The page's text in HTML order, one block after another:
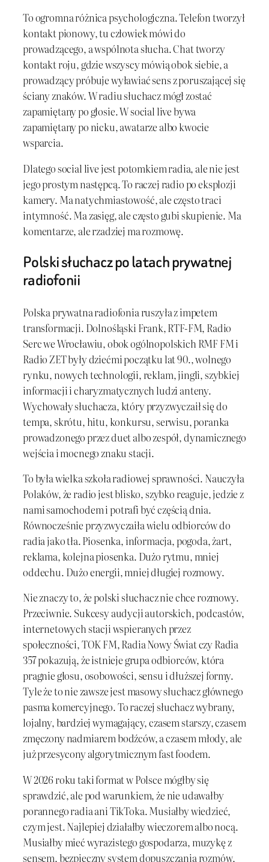
To ogromna różnica psychologiczna. Telefon tworzył
kontakt pionowy, tu człowiek mówi do
prowadzącego, a wspólnota słucha. Chat tworzy
kontakt roju, gdzie wszyscy mówią obok siebie, a
prowadzący próbuje wyławiać sens z poruszającej się
ściany znaków. W radiu słuchacz mógł zostać
zapamiętany po głosie. W social live bywa
zapamiętany po nicku, awatarze albo kwocie
wsparcia.
Dlatego social live jest potomkiem radia, ale nie jest
jego prostym następcą. To raczej radio po eksplozji
kamery. Ma natychmiastowość, ale często traci
intymność. Ma zasięg, ale często gubi skupienie. Ma
komentarze, ale rzadziej ma rozmowę.
Polski słuchacz po latach prywatnej
radiofonii
Polska prywatna radiofonia ruszyła z impetem
transformacji. Dolnośląski Frank, RTF-FM, Radio
Serc we Wrocławiu, obok ogólnopolskich RMF FM i
Radio ZET były dziećmi początku lat 90., wolnego
rynku, nowych technologii, reklam, jingli, szybkiej
informacji i charyzmatycznych ludzi anteny.
Wychowały słuchacza, który przyzwyczaił się do
tempa, skrótu, hitu, konkursu, serwisu, poranka
prowadzonego przez duet albo zespół, dynamicznego
wejścia i mocnego znaku stacji.
To była wielka szkoła radiowej sprawności. Nauczyła
Polaków, że radio jest blisko, szybko reaguje, jedzie z
nami samochodem i potrafi być częścią dnia.
Równocześnie przyzwyczaiła wielu odbiorców do
radia jako tła. Piosenka, informacja, pogoda, żart,
reklama, kolejna piosenka. Dużo rytmu, mniej
oddechu. Dużo energii, mniej długiej rozmowy.
Nie znaczy to, że polski słuchacz nie chce rozmowy.
Przeciwnie. Sukcesy audycji autorskich, podcastów,
internetowych stacji wspieranych przez
społeczności, TOK FM, Radia Nowy Świat czy Radia
357 pokazują, że istnieje grupa odbiorców, która
pragnie głosu, osobowości, sensu i dłuższej formy.
Tyle że to nie zawsze jest masowy słuchacz głównego
pasma komercyjnego. To raczej słuchacz wybrany,
lojalny, bardziej wymagający, czasem starszy, czasem
zmęczony nadmiarem bodźców, a czasem młody, ale
już przesycony algorytmicznym fast foodem.
W 2026 roku taki format w Polsce mógłby się
sprawdzić, ale pod warunkiem, że nie udawałby
porannego radia ani TikToka. Musiałby wiedzieć,
czym jest. Najlepiej działałby wieczorem albo nocą.
Musiałby mieć wyrazistego gospodarza, muzykę z
sensem, bezpieczny system dopuszczania rozmów,